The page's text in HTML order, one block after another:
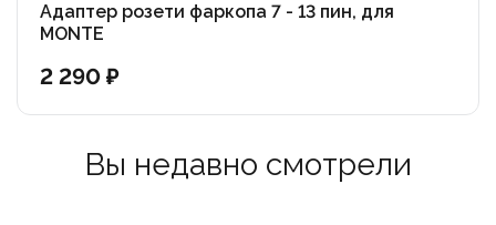
Адаптер розети фаркопа 7 - 13 пин, для
MONTE
2 290 ₽
Вы недавно смотрели